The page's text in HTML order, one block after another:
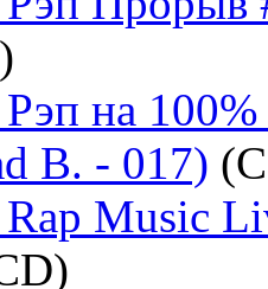
на
B. - 017)
Music